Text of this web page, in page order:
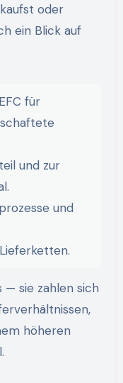
oder
ein Blick auf
für
und zur
und
— sie zahlen sich
höheren